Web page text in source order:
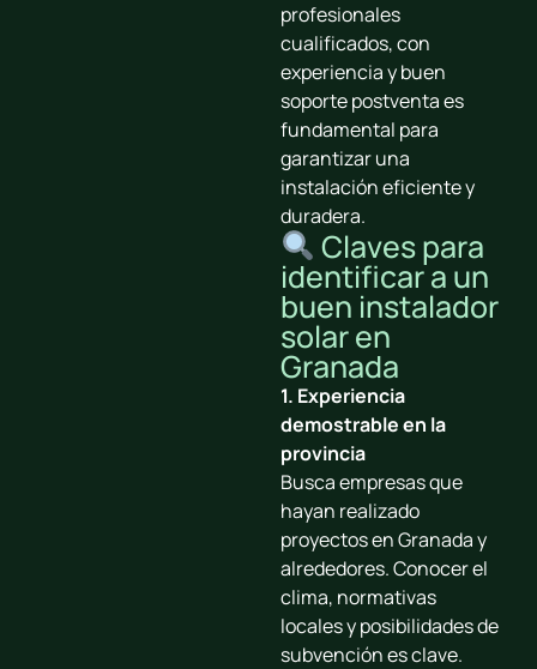
profesionales
cualificados, con
experiencia y buen
soporte postventaes
fundamental para
garantizar una
instalación eficiente y
duradera.
Claves para
identificar a un
buen instalador
solar en
Granada
1. Experiencia
demostrable en la
provincia
Busca empresas que
hayan realizado
proyectos en Granada y
alrededores. Conocer el
clima, normativas
locales y posibilidades de
subvención es clave.